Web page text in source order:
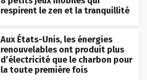
respirent le zen et la tranquillité
Aux États-Unis, les énergies
renouvelables ont produit plus
d’électricité que le charbon pour
la toute première fois